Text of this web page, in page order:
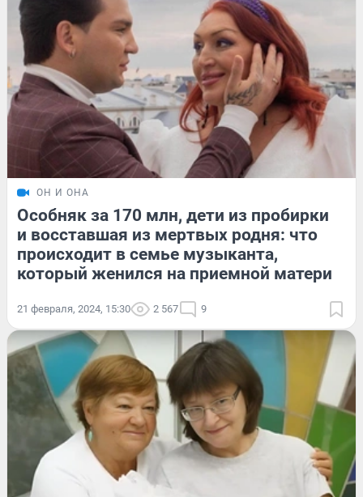
ОН И ОНА
Особняк за 170 млн, дети из пробирки
и восставшая из мертвых родня: что
происходит в семье музыканта,
который женился на приемной матери
21 февраля, 2024, 15:30 2 567 9